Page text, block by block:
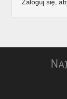
Zaloguj się,